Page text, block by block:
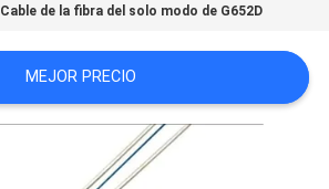
Cable de la fibra del solo modo de G652D
MEJOR PRECIO